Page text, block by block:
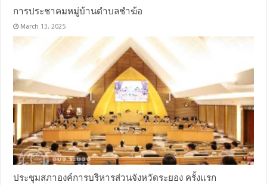
การประชาคมหมู่บ้านตำบลชำฆ้อ
March 13, 2025
ประชุมสภาองค์การบริหารส่วนจังหวัดระยอง ครั้งแรก